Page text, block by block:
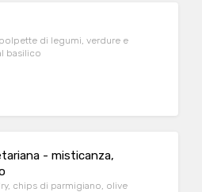
di legumi, verdure e
basilico
- misticanza,
chips di parmigiano, olive